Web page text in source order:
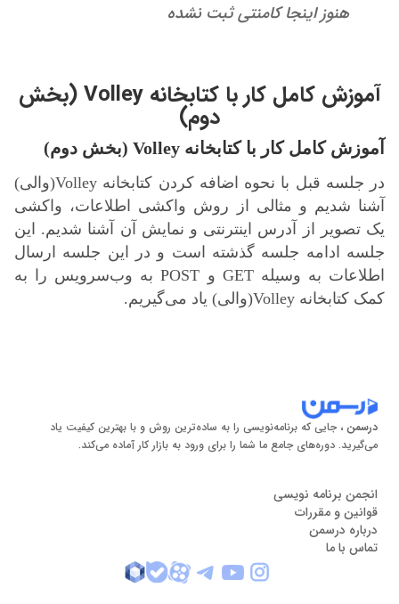
هنوز اینجا کامنتی ثبت نشده
آموزش کامل کار با کتابخانه Volley (بخش
دوم)
آموزش کامل کار با کتابخانه Volley (بخش دوم)
در جلسه قبل با نحوه اضافه کردن کتابخانه Volley
(والی)
آشنا شدیم و مثالی از روش واکشی اطلاعات، واکشی
یک تصویر از آدرس اینترنتی و نمایش آن آشنا شدیم. این
جلسه ادامه جلسه گذشته است و در این جلسه ارسال
اطلاعات به وسیله GET و POST به وب‌سرویس را به
کمک کتابخانه Volley
(والی) یاد می‌گیریم.
درسمن ، جایی که برنامه‌نویسی را به ساده‌ترین روش و با بهترین کیفیت یاد
می‌گیرید. دوره‌های جامع ما شما را برای ورود به بازار کار آماده می‌کند.
انجمن برنامه نویسی
قوانین و مقررات
درباره درسمن
تماس با ما